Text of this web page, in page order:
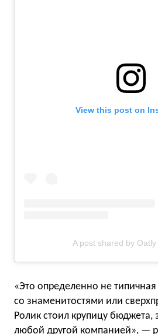
View this post on
A post shared by
«Это определенно не
со знаменитостями или
Ролик стоил крупицу бюджета,
любой другой компанией», —